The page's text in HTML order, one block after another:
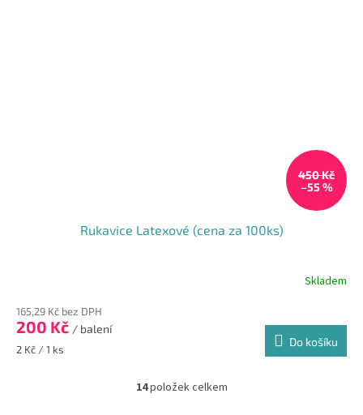
450 Kč
–55 %
Rukavice Latexové (cena za 100ks)
produktu
je
4,0
Skladem
165,29 Kč bez DPH
200 Kč / balení
Měrná
2 Kč / 1 ks
Do košíku
O
14položek celkem